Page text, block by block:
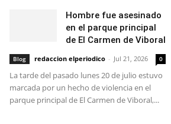
Hombre fue asesinado
en el parque principal
de El Carmen de Viboral
Blog redaccion elperiodico - Jul 21, 2026 0
La tarde del pasado lunes 20 de julio estuvo
marcada por un hecho de violencia en el
parque principal de El Carmen de Viboral,...